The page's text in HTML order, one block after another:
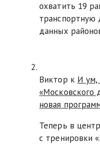
охватить 19
транспортную
данных
Виктор к И ум,
«Московского
новая
Теперь в
с тренировки